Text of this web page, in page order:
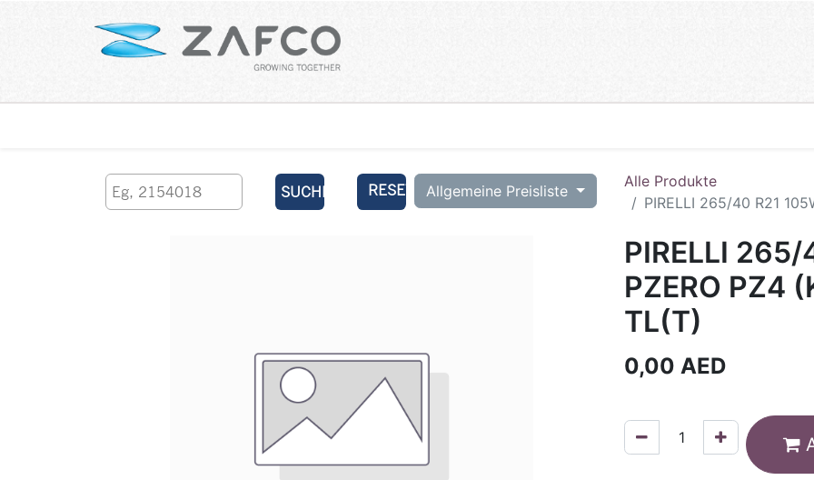
SUCHEN RESET Allgemeine Preisliste
Alle Produkte
PIRELLI 265/40 R21
PIRELLI 265/
PZERO PZ4
TL(T)
0,00 AED